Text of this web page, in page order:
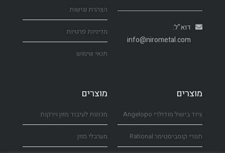
דוא"ל:
info@nirometal.com
הצהרת נגישות
מדיניות פרטיות
תנאי שימוש
מוצרים
ציוד בישול מודולרי Angelopo
תנורי קומביסטימר Rational
מוצרים
מכונות לעיבוד מזון וירקות
מערבלי מזון